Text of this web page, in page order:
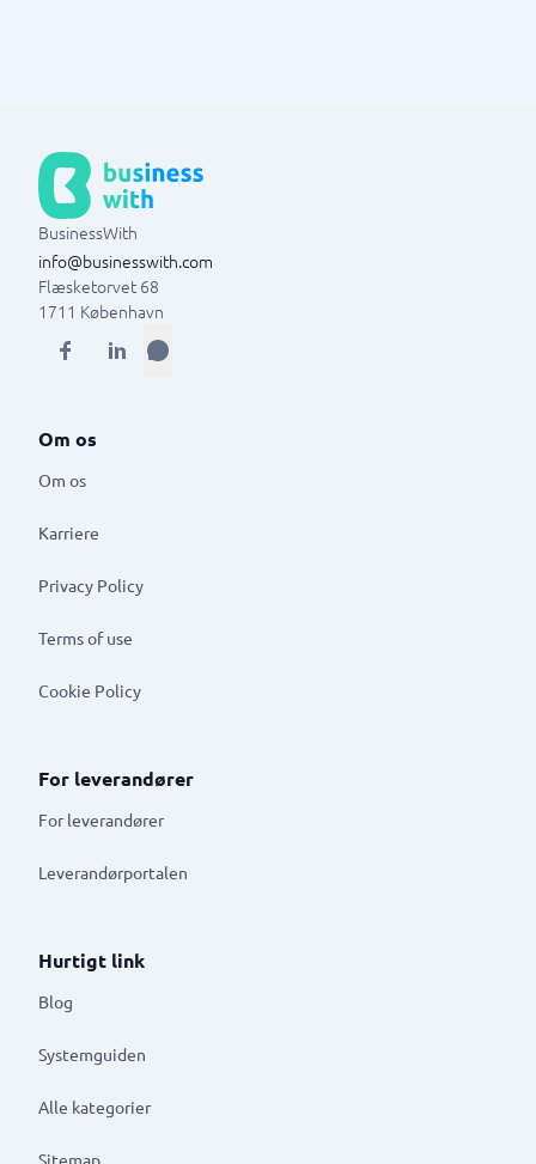
BusinessWith
info@businesswith.com
Flæsketorvet 68
1711 København
Om os
Om os
Karriere
Privacy Policy
Terms of use
Cookie Policy
For leverandører
For leverandører
Leverandørportalen
Hurtigt link
Blog
Systemguiden
Alle kategorier
Sitemap